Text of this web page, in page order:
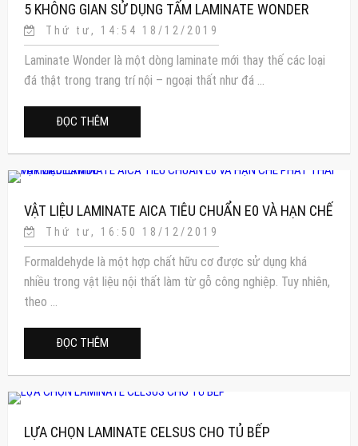
5 KHÔNG GIAN SỬ DỤNG TẤM LAMINATE WONDER
VÂN ĐÁ ĐẸP SANG TRỌNG
Thứ tư, 14:54 18/12/2019
Laminate Wonder là một dòng laminate mới thay thế các loại
đá thật trong trang trí nội – ngoại thất như đá ...
ĐỌC THÊM
VẬT LIỆU LAMINATE AICA TIÊU CHUẨN E0 VÀ HẠN CHẾ
PHÁT THẢI FORMADELHYDE
Thứ tư, 16:50 18/12/2019
Formaldehyde là một hợp chất hữu cơ được sử dụng khá
nhiều trong vật liệu nội thất làm từ gỗ công nghiệp. Tuy nhiên,
theo ...
ĐỌC THÊM
LỰA CHỌN LAMINATE CELSUS CHO TỦ BẾP